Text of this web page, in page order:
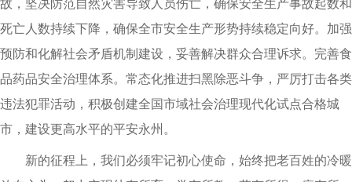
故，坚决防范自然灾害导致人员伤亡，确保安全生产事故起数和
死亡人数持续下降，确保全市安全生产形势持续稳定向好。加强
预防和化解社会矛盾机制建设，妥善解决群众合理诉求。完善食
品药品安全治理体系。常态化推进扫黑除恶斗争，严厉打击各类
违法犯罪活动，积极创建全国市域社会治理现代化试点合格城
市，建设更高水平的平安永州。
新的征程上，我们必须牢记初心使命，始终把老百姓的冷暖